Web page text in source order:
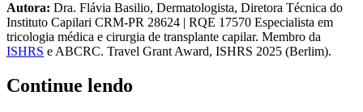
Autora: Dra. Flávia Basilio, Dermatologista, Diretora Técnica do
Instituto Capilari CRM-PR 28624 | RQE 17570 Especialista em
tricologia médica e cirurgia de transplante capilar. Membro da
ISHRS e ABCRC. Travel Grant Award, ISHRS 2025 (Berlim).
Continue lendo